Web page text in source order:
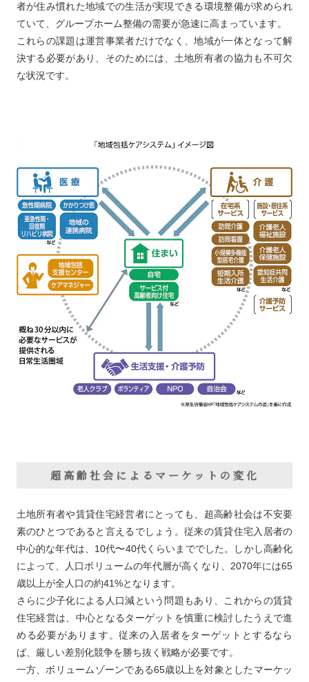
者が住み慣れた地域での生活が実現できる環境整備が求められ
ていて、グループホーム整備の需要が急速に高まっています。
これらの課題は運営事業者だけでなく、地域が一体となって解
決する必要があり、そのためには、土地所有者の協力も不可欠
な状況です。
超高齢社会によるマーケットの変化
土地所有者や賃貸住宅経営者にとっても、超高齢社会は不安要
素のひとつであると言えるでしょう。従来の賃貸住宅入居者の
中心的な年代は、10代〜40代くらいまででした。しかし高齢化
によって、人口ボリュームの年代層が高くなり、2070年には65
歳以上が全人口の約41%となります。
さらに少子化による人口減という問題もあり、これからの賃貸
住宅経営は、中心となるターゲットを慎重に検討したうえで進
める必要があります。従来の入居者をターゲットとするなら
ば、厳しい差別化競争を勝ち抜く戦略が必要です。
一方、ボリュームゾーンである65歳以上を対象としたマーケッ